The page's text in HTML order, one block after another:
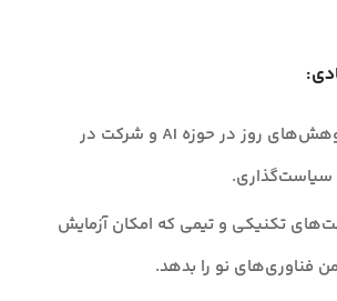
دنبال‌کردن پژوهش‌های روز در حوزه AI و شرکت در
سیاست‌گذاری.
تکنیکی و تیمی که امکان آزمایش
فناوری‌های نو را بدهد.